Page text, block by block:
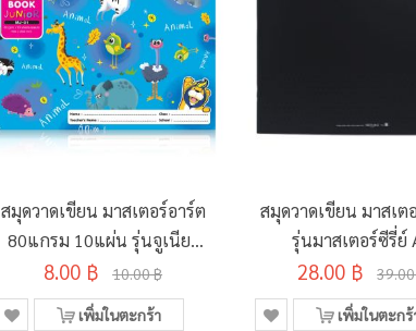
สมุดวาดเขียน มาสเตอร์อาร์ต
80แกรม 10แผ่น รุ่นจูเนียร์
MJ-01 คละลาย 190x260มม.
8.00 ฿ 10.00 ฿
เพิ่มในตะกร้า
สมุดวาดเขียน มาสเต
รุ่นมาสเตอร์ซีรี่ย์
100แกรม 14แ
28.00 ฿
เพิ่มในตะกร้